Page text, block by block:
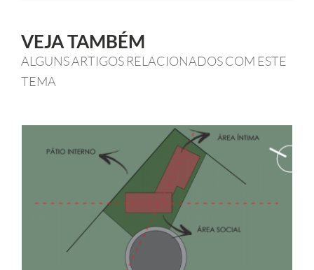
VEJA TAMBÉM
ALGUNS ARTIGOS RELACIONADOS COM ESTE
TEMA